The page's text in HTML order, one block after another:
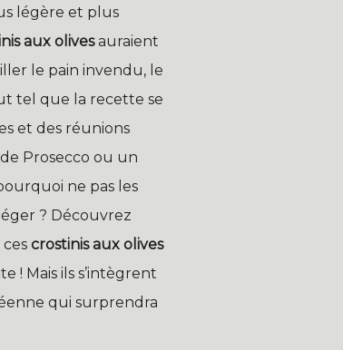
légère et plus
aux olivesauraient
le pain invendu, le
tel que la recette se
et des réunions
Prosecco ou un
ne pas les
? Découvrez
crostinis aux olives
! Mais ils s’intègrent
qui surprendra